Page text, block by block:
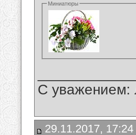
Миниатюры
С уважением:
29.11.2017, 17:24